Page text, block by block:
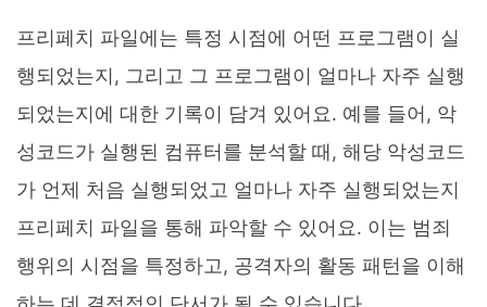
프리페치 파일에는 특정 시점에 어떤 프로그램이 실
행되었는지, 그리고 그 프로그램이 얼마나 자주 실행
되었는지에 대한 기록이 담겨 있어요. 예를 들어, 악
성코드가 실행된 컴퓨터를 분석할 때, 해당 악성코드
가 언제 처음 실행되었고 얼마나 자주 실행되었는지
프리페치 파일을 통해 파악할 수 있어요. 이는 범죄
행위의 시점을 특정하고, 공격자의 활동 패턴을 이해